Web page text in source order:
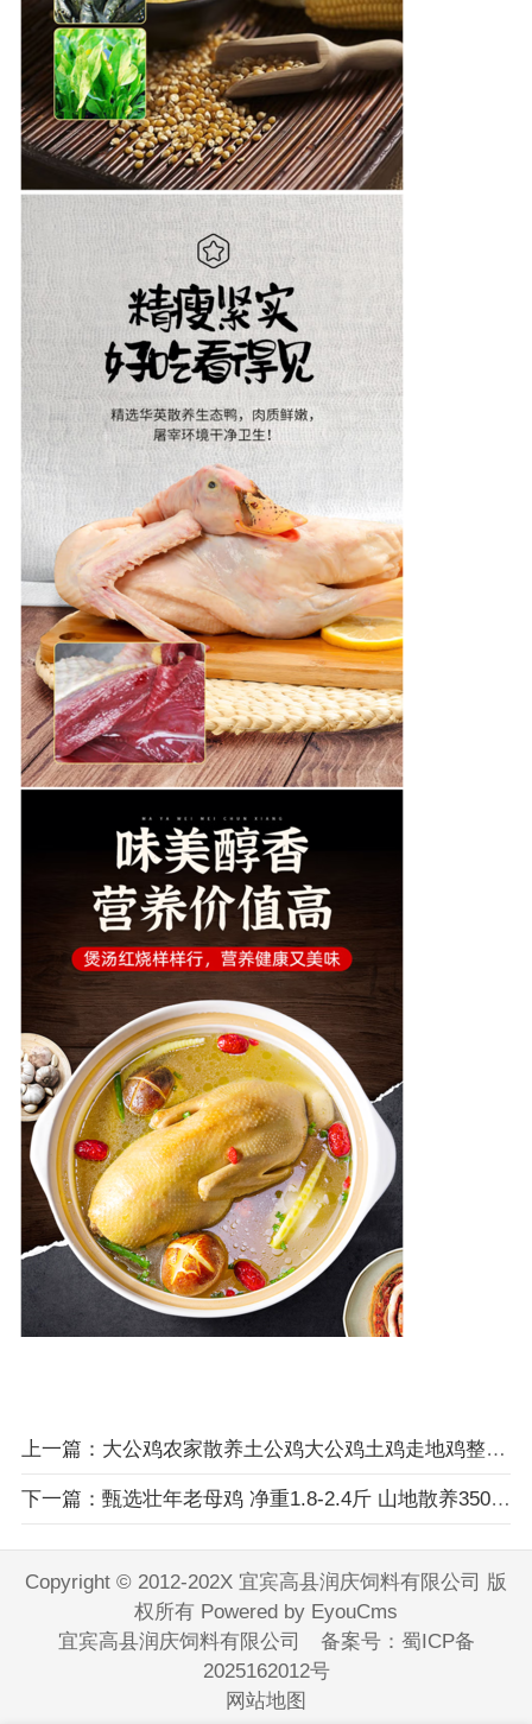
上一篇：大公鸡农家散养土公鸡大公鸡土鸡走地鸡整鸡鸡肉生鲜 农养大公鸡
下一篇：甄选壮年老母鸡 净重1.8-2.4斤 山地散养350天走地鸡
Copyright © 2012-202X 宜宾高县润庆饲料有限公司 版
权所有 Powered by EyouCms
宜宾高县润庆饲料有限公司 备案号： 蜀ICP备
2025162012号
网站地图